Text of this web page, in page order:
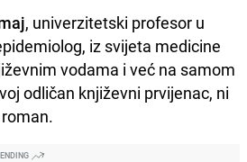
, univerzitetski profesor u
iz svijeta medicine
vodama i već na samom
odličan književni prvijenac, ni